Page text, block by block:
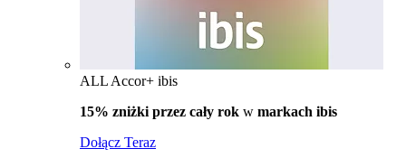
ALL Accor+ ibis
15% zniżki przez cały rok w markach ibis
Dołącz Teraz